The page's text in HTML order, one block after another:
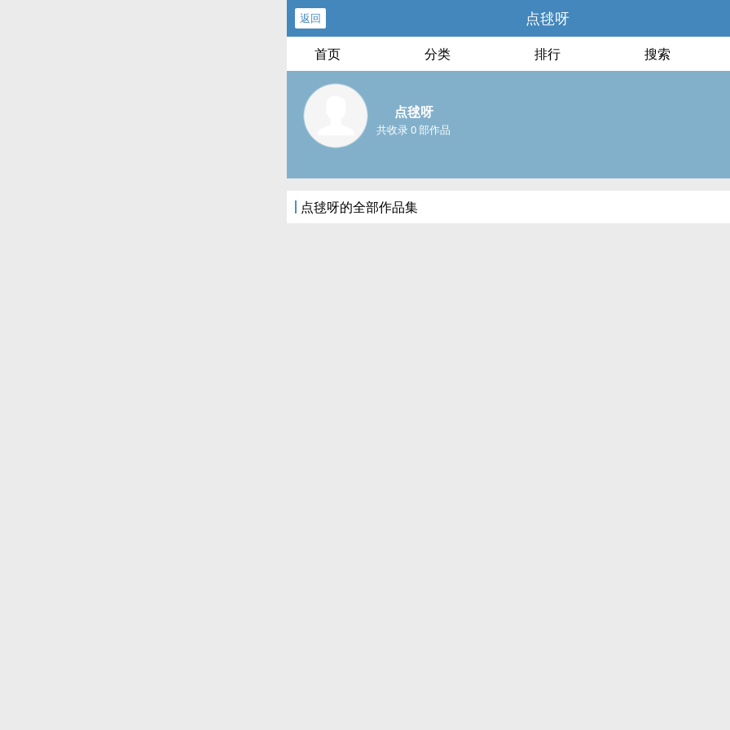
返回 点毬呀
首页 分类 排行 搜索
点毬呀
共收录 0 部作品
点毬呀的全部作品集